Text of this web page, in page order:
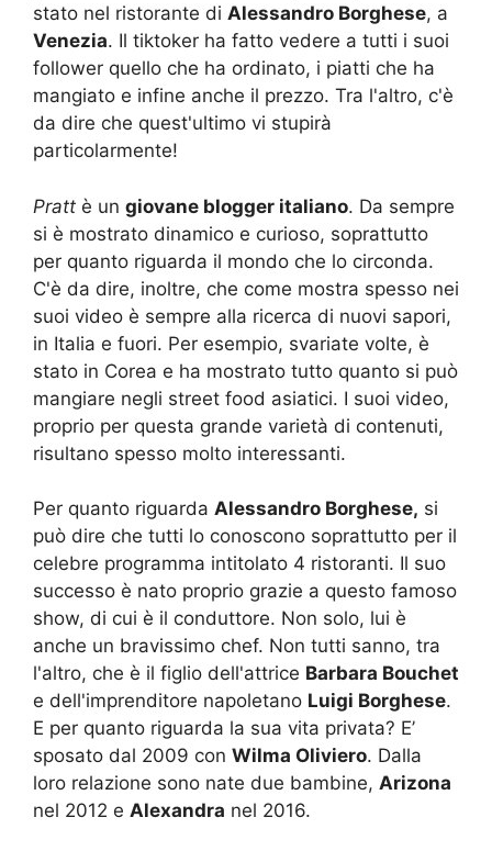
stato nel ristorante di Alessandro Borghese, a
Venezia. Il tiktoker ha fatto vedere a tutti i suoi
follower quello che ha ordinato, i piatti che ha
mangiato e infine anche il prezzo. Tra l'altro, c'è
da dire che quest'ultimo vi stupirà
particolarmente!
Pratt è un giovane blogger italiano. Da sempre
si è mostrato dinamico e curioso, soprattutto
per quanto riguarda il mondo che lo circonda.
C'è da dire, inoltre, che come mostra spesso nei
suoi video è sempre alla ricerca di nuovi sapori,
in Italia e fuori. Per esempio, svariate volte, è
stato in Corea e ha mostrato tutto quanto si può
mangiare negli street food asiatici. I suoi video,
proprio per questa grande varietà di contenuti,
risultano spesso molto interessanti.
Per quanto riguarda Alessandro Borghese, si
può dire che tutti lo conoscono soprattutto per il
celebre programma intitolato 4 ristoranti. Il suo
successo è nato proprio grazie a questo famoso
show, di cui è il conduttore. Non solo, lui è
anche un bravissimo chef. Non tutti sanno, tra
l'altro, che è il figlio dell'attrice Barbara Bouchet
e dell'imprenditore napoletano Luigi Borghese.
E per quanto riguarda la sua vita privata? E’
sposato dal 2009 con Wilma Oliviero. Dalla
loro relazione sono nate due bambine, Arizona
nel 2012 e Alexandra nel 2016.